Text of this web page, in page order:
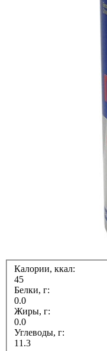
Калории, ккал:
45
Белки, г:
0.0
Жиры, г:
0.0
Углеводы, г:
11.3